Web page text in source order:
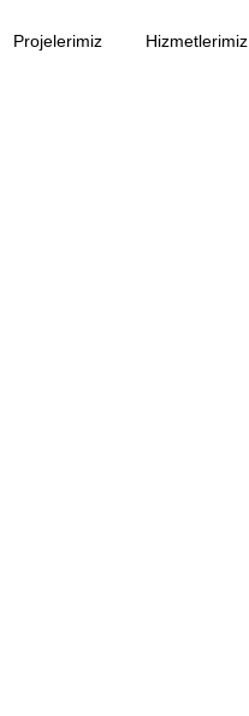
Projelerimiz Hizmetlerimiz